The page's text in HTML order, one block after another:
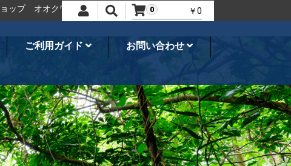
オオクワガタ、カブトムシ・飼育用品のことならネシア
0 ￥0
ご利用ガイド お問い合わせ